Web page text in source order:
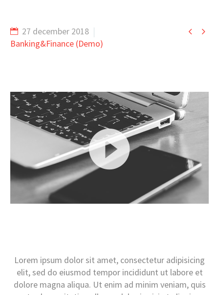
 
27 december 2018
Banking&Finance (Demo)
Lorem ipsum dolor sit amet, consectetur adipisicing
elit, sed do eiusmod tempor incididunt ut labore et
dolore magna aliqua. Ut enim ad minim veniam, quis